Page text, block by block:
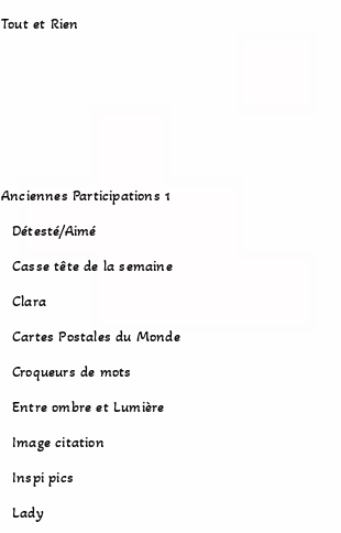
Tout et Rien
Anciennes Participations 1
Détesté/Aimé
Casse tête de la semaine
Clara
Cartes Postales du Monde
Croqueurs de mots
Entre ombre et Lumière
Image citation
Inspi pics
Lady